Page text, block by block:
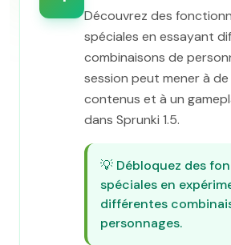
Découvrez des
spéciales en essayant
combinaisons de
session peut mener à
contenus et à un
dans Sprunki 1.5.
💡 Débloquez des
spéciales en
différentes
personnages.